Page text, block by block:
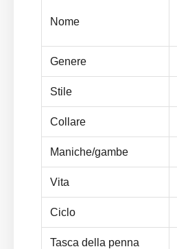
Nome
Genere
Stile
Collare
Maniche/gambe
Vita
Ciclo
Tasca della penna